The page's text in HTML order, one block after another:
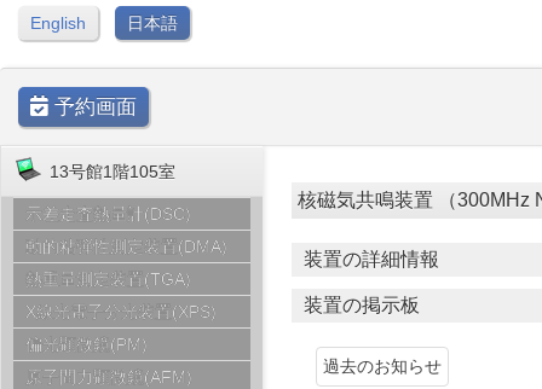
English 日本語
予約画面
13号館1階105室
示差走査熱量計(DSC)
動的粘弾性測定装置(DMA)
熱重量測定装置(TGA)
X線光電子分光装置(XPS)
偏光顕微鏡(PM)
原子間力顕微鏡(AFM)
核磁気共鳴装置 （300MHz
装置の詳細情報
装置の掲示板
過去のお知らせ